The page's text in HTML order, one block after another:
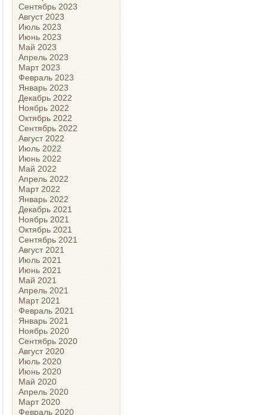
Сентябрь 2023
Август 2023
Июль 2023
Июнь 2023
Май 2023
Апрель 2023
Март 2023
Февраль 2023
Январь 2023
Декабрь 2022
Ноябрь 2022
Октябрь 2022
Сентябрь 2022
Август 2022
Июль 2022
Июнь 2022
Май 2022
Апрель 2022
Март 2022
Январь 2022
Декабрь 2021
Ноябрь 2021
Октябрь 2021
Сентябрь 2021
Август 2021
Июль 2021
Июнь 2021
Май 2021
Апрель 2021
Март 2021
Февраль 2021
Январь 2021
Ноябрь 2020
Сентябрь 2020
Август 2020
Июль 2020
Июнь 2020
Май 2020
Апрель 2020
Март 2020
Февраль 2020